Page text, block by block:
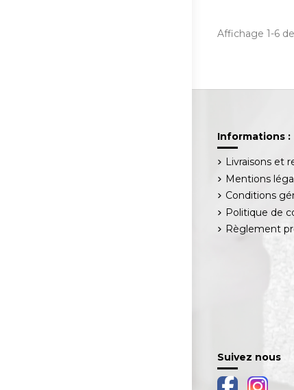
Affichage 1-6
Informations :
Livraisons et
Mentions
Conditions
Politique de
Règlement
Suivez nous